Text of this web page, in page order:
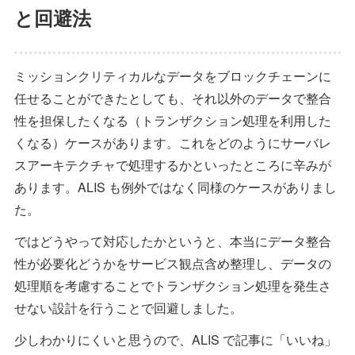
と回避法
ミッションクリティカルなデータをブロックチェーンに
任せることができたとしても、それ以外のデータで整合
性を担保したくなる（トランザクション処理を利用した
くなる）ケースがあります。これをどのようにサーバレ
スアーキテクチャで処理するかといったところに辛みが
あります。ALIS も例外ではなく同様のケースがありまし
た。
ではどうやって対応したかというと、本当にデータ整合
性が必要化どうかをサービス観点含め整理し、データの
処理順を考慮することでトランザクション処理を発生さ
せない設計を行うことで回避しました。
少しわかりにくいと思うので、ALIS で記事に「いいね」